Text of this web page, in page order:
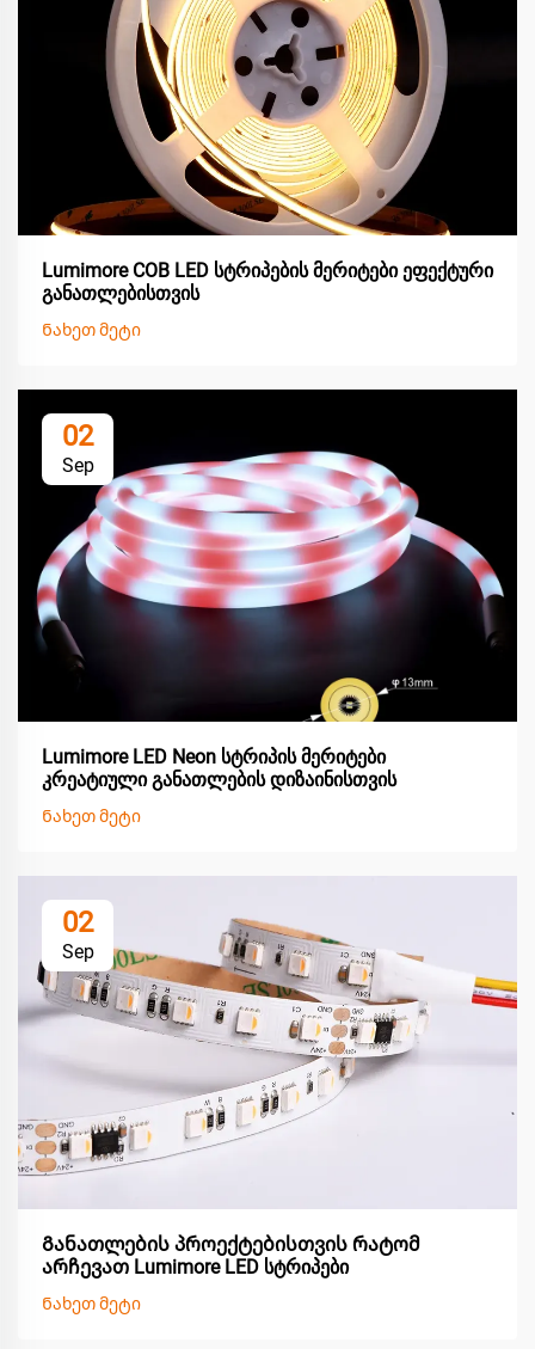
Lumimore COB LED სტრიპების მერიტები ეფექტური
განათლებისთვის
Ნახეთ მეტი
02
Sep
Lumimore LED Neon სტრიპის მერიტები
კრეატიული განათლების დიზაინისთვის
Ნახეთ მეტი
02
Sep
Განათლების პროექტებისთვის რატომ
არჩევათ Lumimore LED სტრიპები
Ნახეთ მეტი